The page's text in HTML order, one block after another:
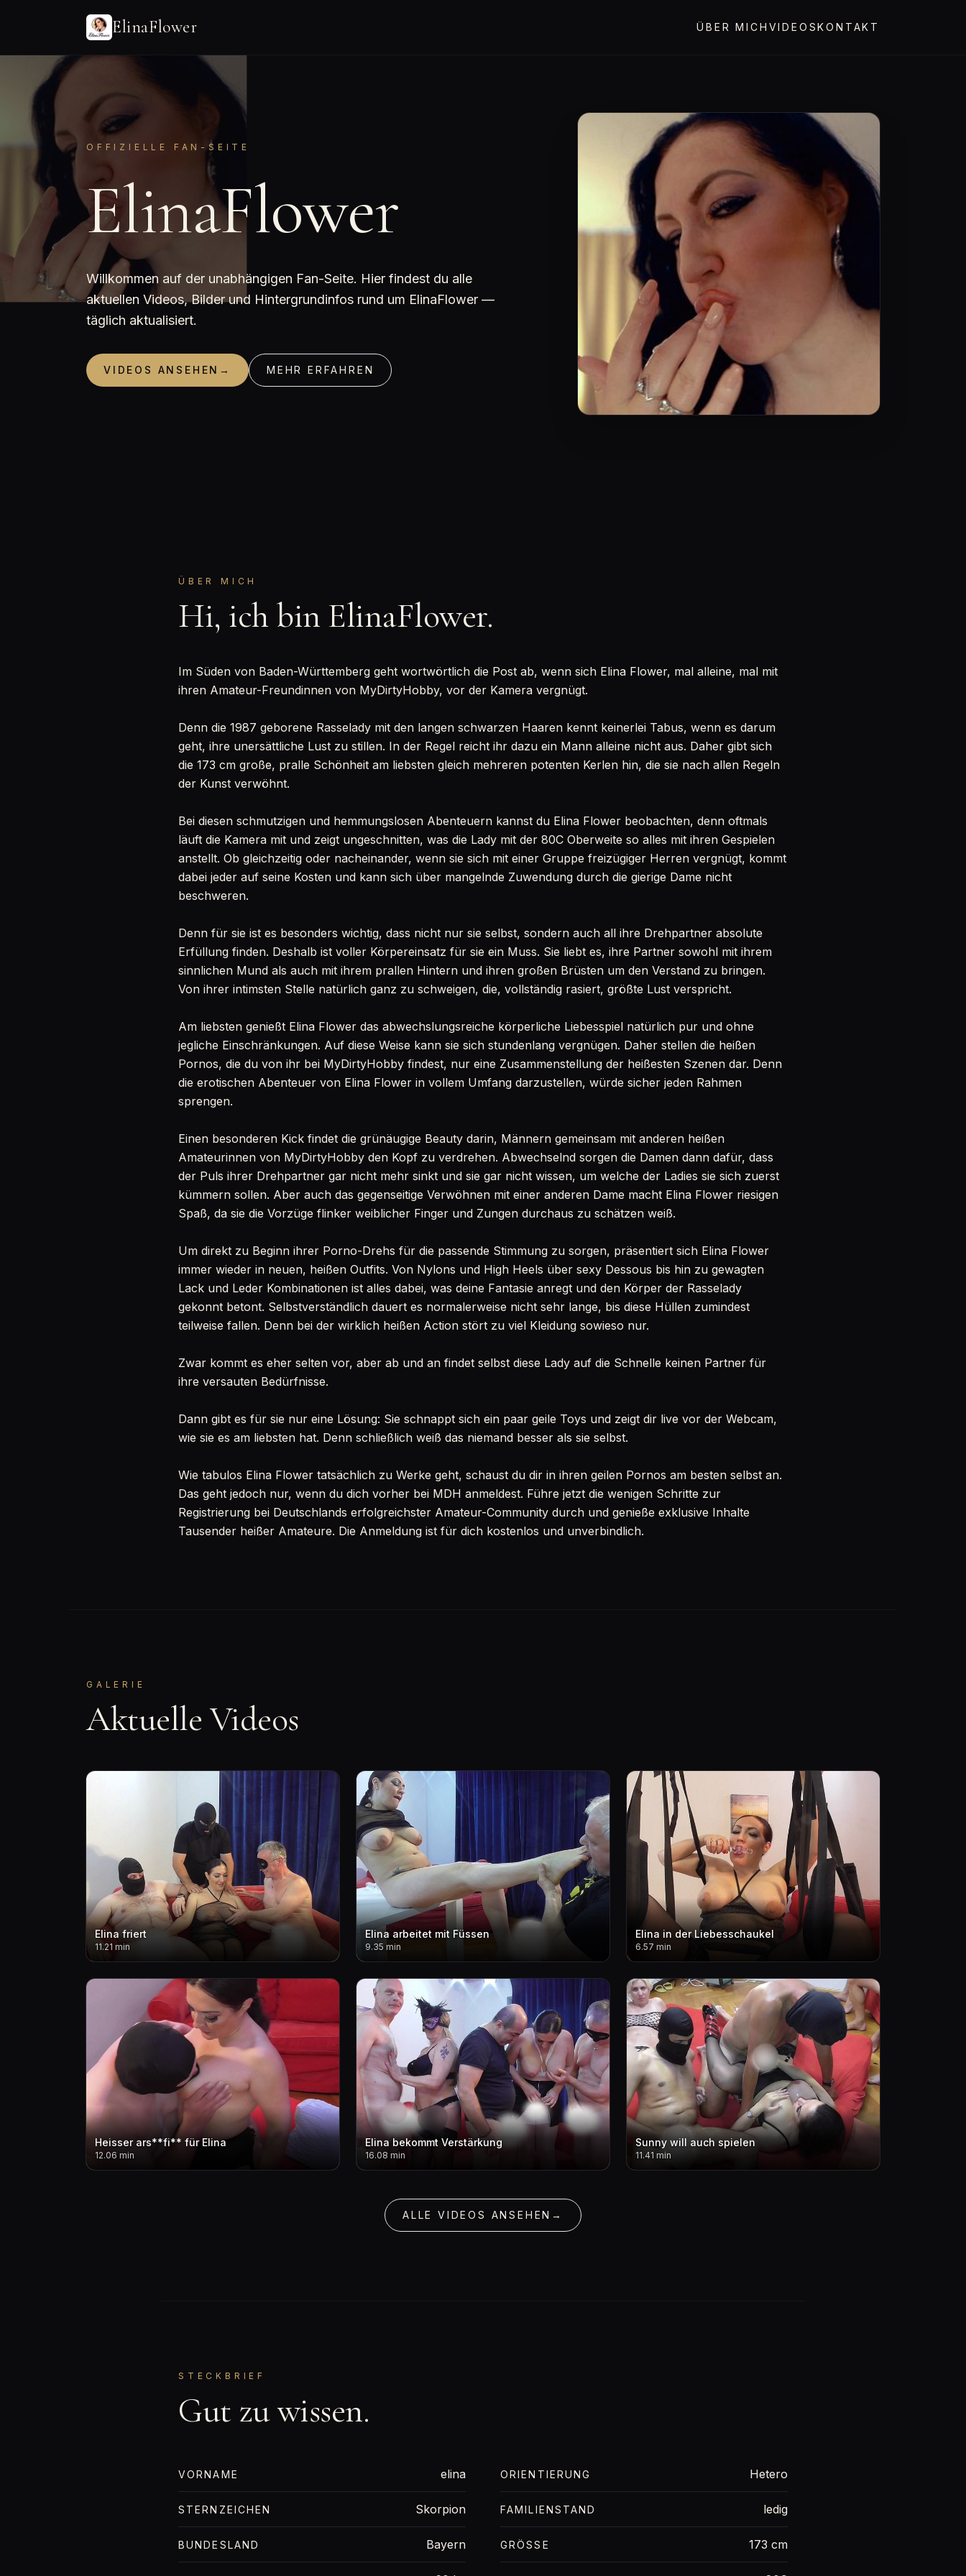
ElinaFlower ÜBER MICH VIDEOSKONTAKT
OFFIZIELLE FAN-SEITE
ElinaFlower
Willkommen auf der unabhängigen Fan-Seite. Hier findest du alle
aktuellen Videos, Bilder und Hintergrundinfos rund um ElinaFlower —
täglich aktualisiert.
VIDEOS ANSEHEN → MEHR ERFAHREN
ÜBER MICH
Hi, ich bin ElinaFlower.
Im Süden von Baden-Württemberg geht wortwörtlich die Post ab, wenn sich Elina Flower, mal alleine, mal mit
ihren Amateur-Freundinnen von MyDirtyHobby, vor der Kamera vergnügt.
Denn die 1987 geborene Rasselady mit den langen schwarzen Haaren kennt keinerlei Tabus, wenn es darum
geht, ihre unersättliche Lust zu stillen. In der Regel reicht ihr dazu ein Mann alleine nicht aus. Daher gibt sich
die 173 cm große, pralle Schönheit am liebsten gleich mehreren potenten Kerlen hin, die sie nach allen Regeln
der Kunst verwöhnt.
Bei diesen schmutzigen und hemmungslosen Abenteuern kannst du Elina Flower beobachten, denn oftmals
läuft die Kamera mit und zeigt ungeschnitten, was die Lady mit der 80C Oberweite so alles mit ihren Gespielen
anstellt. Ob gleichzeitig oder nacheinander, wenn sie sich mit einer Gruppe freizügiger Herren vergnügt, kommt
dabei jeder auf seine Kosten und kann sich über mangelnde Zuwendung durch die gierige Dame nicht
beschweren.
Denn für sie ist es besonders wichtig, dass nicht nur sie selbst, sondern auch all ihre Drehpartner absolute
Erfüllung finden. Deshalb ist voller Körpereinsatz für sie ein Muss. Sie liebt es, ihre Partner sowohl mit ihrem
sinnlichen Mund als auch mit ihrem prallen Hintern und ihren großen Brüsten um den Verstand zu bringen.
Von ihrer intimsten Stelle natürlich ganz zu schweigen, die, vollständig rasiert, größte Lust verspricht.
Am liebsten genießt Elina Flower das abwechslungsreiche körperliche Liebesspiel natürlich pur und ohne
jegliche Einschränkungen. Auf diese Weise kann sie sich stundenlang vergnügen. Daher stellen die heißen
Pornos, die du von ihr bei MyDirtyHobby findest, nur eine Zusammenstellung der heißesten Szenen dar. Denn
die erotischen Abenteuer von Elina Flower in vollem Umfang darzustellen, würde sicher jeden Rahmen
sprengen.
Einen besonderen Kick findet die grünäugige Beauty darin, Männern gemeinsam mit anderen heißen
Amateurinnen von MyDirtyHobby den Kopf zu verdrehen. Abwechselnd sorgen die Damen dann dafür, dass
der Puls ihrer Drehpartner gar nicht mehr sinkt und sie gar nicht wissen, um welche der Ladies sie sich zuerst
kümmern sollen. Aber auch das gegenseitige Verwöhnen mit einer anderen Dame macht Elina Flower riesigen
Spaß, da sie die Vorzüge flinker weiblicher Finger und Zungen durchaus zu schätzen weiß.
Um direkt zu Beginn ihrer Porno-Drehs für die passende Stimmung zu sorgen, präsentiert sich Elina Flower
immer wieder in neuen, heißen Outfits. Von Nylons und High Heels über sexy Dessous bis hin zu gewagten
Lack und Leder Kombinationen ist alles dabei, was deine Fantasie anregt und den Körper der Rasselady
gekonnt betont. Selbstverständlich dauert es normalerweise nicht sehr lange, bis diese Hüllen zumindest
teilweise fallen. Denn bei der wirklich heißen Action stört zu viel Kleidung sowieso nur.
Zwar kommt es eher selten vor, aber ab und an findet selbst diese Lady auf die Schnelle keinen Partner für
ihre versauten Bedürfnisse.
Dann gibt es für sie nur eine Lösung: Sie schnappt sich ein paar geile Toys und zeigt dir live vor der Webcam,
wie sie es am liebsten hat. Denn schließlich weiß das niemand besser als sie selbst.
Wie tabulos Elina Flower tatsächlich zu Werke geht, schaust du dir in ihren geilen Pornos am besten selbst an.
Das geht jedoch nur, wenn du dich vorher bei MDH anmeldest. Führe jetzt die wenigen Schritte zur
Registrierung bei Deutschlands erfolgreichster Amateur-Community durch und genieße exklusive Inhalte
Tausender heißer Amateure. Die Anmeldung ist für dich kostenlos und unverbindlich.
GALERIE
Aktuelle Videos
Elina friert
11.21 min
Elina arbeitet mit Füssen
9.35 min
Elina in der Liebesschaukel
6.57 min
Heisser ars**fi** für Elina
12.06 min
Elina bekommt Verstärkung
16.08 min
Sunny will auch spielen
11.41 min
ALLE VIDEOS ANSEHEN →
STECKBRIEF
Gut zu wissen.
VORNAME elina ORIENTIERUNG Hetero
STERNZEICHEN Skorpion FAMILIENSTAND ledig
BUNDESLAND Bayern GRÖSSE 173 cm